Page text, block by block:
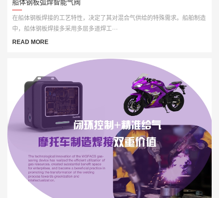
船体钢板弧焊智能气阀
在船体钢板焊接的工艺特性，决定了其对混合气供给的特殊需求。船舶制造
中，船体钢板焊接多采用多层多道焊工···
READ MORE